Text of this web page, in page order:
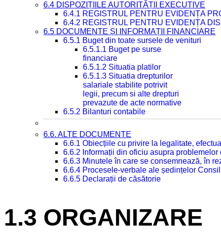
6.4 DISPOZIȚIILE AUTORITĂȚII EXECUTIVE
6.4.1 REGISTRUL PENTRU EVIDENȚA
6.4.2 REGISTRUL PENTRU EVIDENȚA
6.5 DOCUMENTE ȘI INFORMAȚII FINANCIARE
6.5.1 Buget din toate sursele de venituri
6.5.1.1 Buget pe surse
financiare
6.5.1.2 Situatia platilor
6.5.1.3 Situatia drepturilor
salariale stabilite potrivit
legii, precum si alte drepturi
prevazute de acte normative
6.5.2 Bilanturi contabile
6.6. ALTE DOCUMENTE
6.6.1 Obiecțiile cu privire la legalitate,
6.6.2 Informații din oficiu asupra
6.6.3 Minutele în care se consemnează, în
6.6.4 Procesele-verbale ale ședințelor
6.6.5 Declarații de căsătorie
1.3 ORGANIZARE